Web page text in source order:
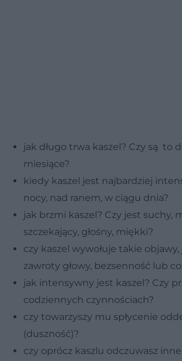
jak długo trwa kaszel? Czy są to
miesiące?
kiedy kaszel jest najbardziej
nocy, nad ranem, w ciągu dnia?
jak brzmi kaszel? Czy jest suchy,
szczekający, głośny, miękki?
czy kaszel wywołuje takie
zawroty głowy, bezsenność lub
jak intensywny jest kaszel? Czy
codziennych czynnościach?
czy towarzyszy mu spłycenie
(duszność)?
czy oprócz kaszlu odczuwasz